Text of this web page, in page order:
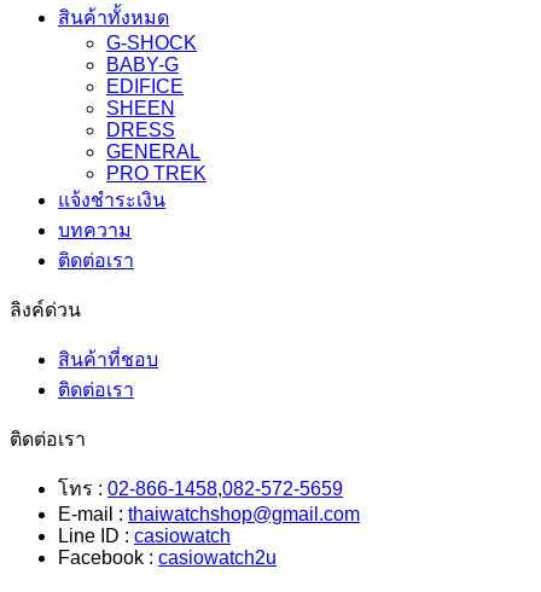
สินค้าทั้งหมด
G-SHOCK
BABY-G
EDIFICE
SHEEN
DRESS
GENERAL
PRO TREK
แจ้งชำระเงิน
บทความ
ติดต่อเรา
ลิงค์ด่วน
สินค้าที่ชอบ
ติดต่อเรา
ติดต่อเรา
โทร : 02-866-1458,082-572-5659
E-mail : thaiwatchshop@gmail.com
Line ID : casiowatch
Facebook : casiowatch2u